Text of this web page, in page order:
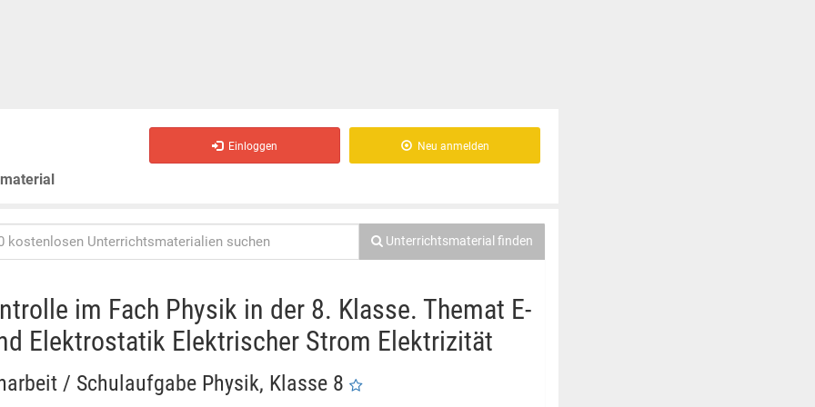
Einloggen Neu anmelden
Unterrichtsmaterial finden
im Fach Physik in der 8. Klasse. Themat E-
Elektrostatik Elektrischer Strom Elektrizität
/ Schulaufgabe Physik, Klasse 8